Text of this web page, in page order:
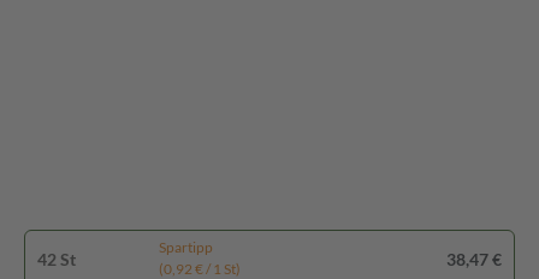
42 St
Spartipp
(0,92 € / 1 St)
38,47 €